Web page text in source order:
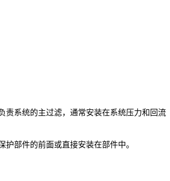
系统的主过滤，通常安装在系统压力和回流
部件的前面或直接安装在部件中。